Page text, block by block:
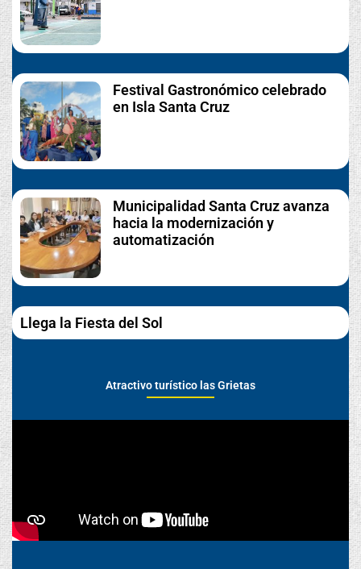
Festival Gastronómico celebrado
en Isla Santa Cruz
Municipalidad Santa Cruz avanza
hacia la modernización y
automatización
Llega la Fiesta del Sol
Atractivo turístico las Grietas